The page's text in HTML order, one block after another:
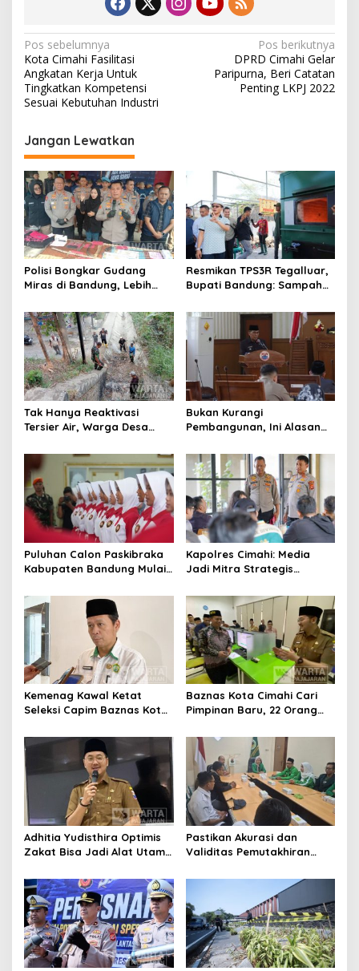
N
a
v
i
g
a
s
i
p
o
s
Pos sebelumnya
Kota Cimahi Fasilitasi
Angkatan Kerja Untuk
Tingkatkan Kompetensi
Sesuai Kebutuhan Industri
Pos berikutnya
DPRD Cimahi Gelar
Paripurna, Beri Catatan
Penting LKPJ 2022
Jangan Lewatkan
Polisi Bongkar Gudang
Miras di Bandung, Lebih
Resmikan TPS3R Tegalluar,
Bupati Bandung: Sampah
Pemerintah
Tak Hanya Reaktivasi
Tersier Air, Warga Desa
Alternatif di Padalarang
Bukan Kurangi
Pembangunan, Ini Alasan
Pengurangan Belanja
Daerah
Puluhan Calon Paskibraka
Kabupaten Bandung Mulai
Kapolres Cimahi: Media
Jadi Mitra Strategis
Publik
Kemenag Kawal Ketat
Seleksi Capim Baznas Kota
Komisioner Baznas
Berintegritas
Baznas Kota Cimahi Cari
Pimpinan Baru, 22 Orang
Adhitia Yudisthira Optimis
Zakat Bisa Jadi Alat Utama
Kota Cimahi
Pastikan Akurasi dan
Validitas Pemutakhiran
Cimahi Lakukan